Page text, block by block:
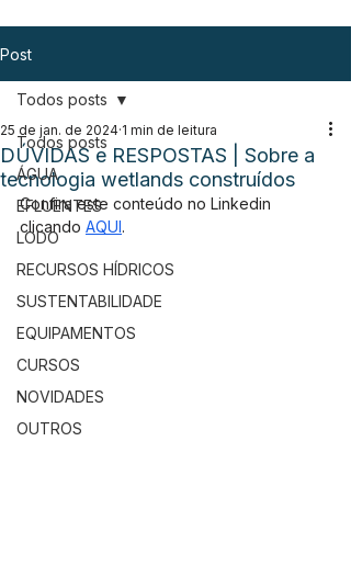
Post
Todos posts
ÁGUA
EFLUENTES
LODO
RECURSOS HÍDRICOS
SUSTENTABILIDADE
EQUIPAMENTOS
CURSOS
NOVIDADES
OUTROS
Todos posts
DÚVIDAS e RESPOSTAS | Sobre a
tecnologia wetlands construídos
25 de jan. de 2024 1 min de leitura
Confira este conteúdo no Linkedin
clicando AQUI.